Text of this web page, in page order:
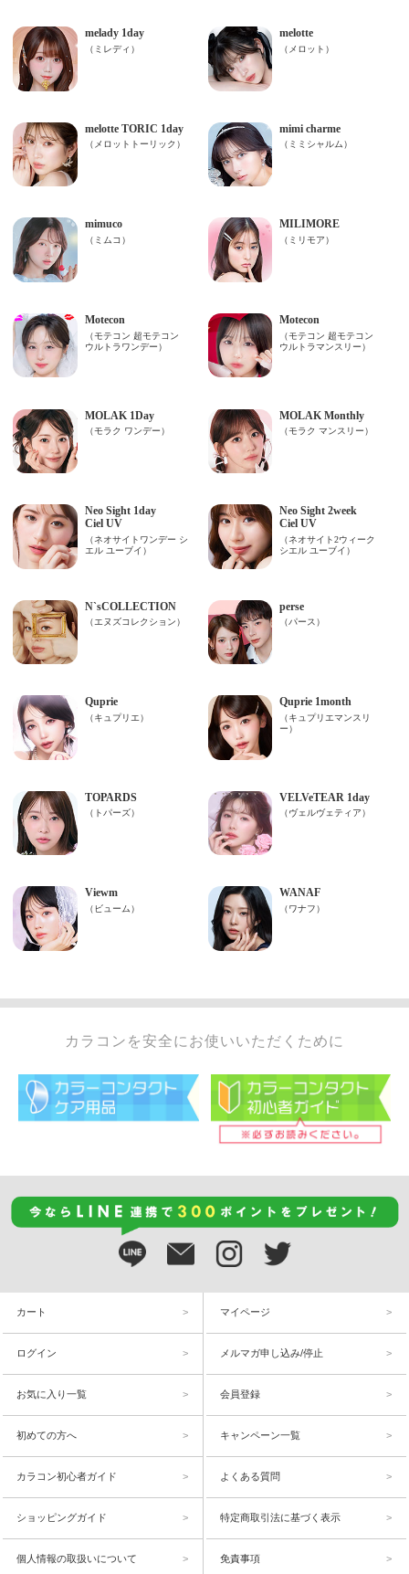
カラコンを安全にお使いいただくために
カート マイページ
ログイン メルマガ申し込み/停止
お気に入り一覧 会員登録
初めての方へ キャンペーン一覧
カラコン初心者ガイド よくある質問
ショッピングガイド 特定商取引法に基づく表示
個人情報の取扱いについて 免責事項